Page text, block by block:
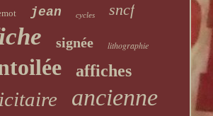
jean cycles sncf
signée lithographie
affiches
ancienne